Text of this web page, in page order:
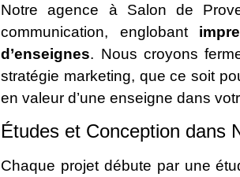
Notre agence à Salon de
communication, englobant
d’enseignes. Nous croyons
stratégie marketing, que ce soit
en valeur d’une enseigne dans
Études et Conception dans
Chaque projet débute par une